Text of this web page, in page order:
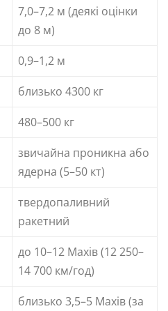
7,0–7,2 м (деякі оцінки
до 8 м)
0,9–1,2 м
близько 4300 кг
480–500 кг
звичайна проникна або
ядерна (5–50 кт)
твердопаливний
ракетний
до 10–12 Махів (12 250–
14 700 км/год)
близько 3,5–5 Махів (за